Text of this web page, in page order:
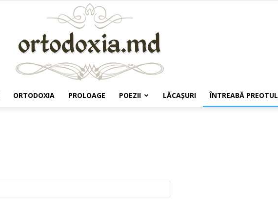
ORTODOXIA PROLOAGE POEZII LĂCAŞURI ÎNTREABĂ PREOTUL